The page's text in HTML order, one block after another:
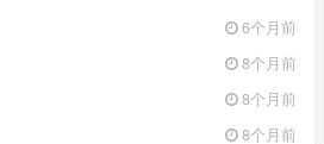
6个月前
8个月前
8个月前
8个月前